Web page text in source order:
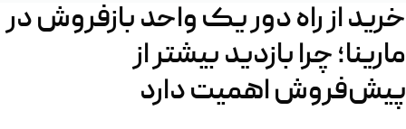
خرید از راه دور یک واحد بازفروش در
مارینا؛ چرا بازدید بیشتر از
پیش‌فروش اهمیت دارد